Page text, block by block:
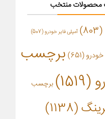
منتخب
(803) آمپلی فایر خودرو(507)
خودرو(651)
برچسب
(1519) برچسب
(1138)